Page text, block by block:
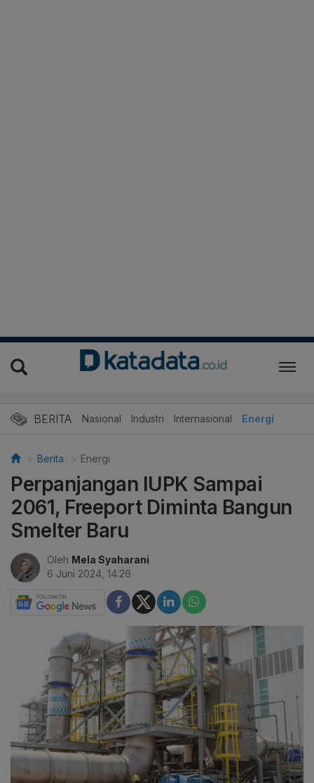
BERITA Nasional Industri Internasional Energi
Berita Energi
Perpanjangan IUPK Sampai
2061, Freeport Diminta Bangun
Smelter Baru
Oleh Mela Syaharani
6 Juni 2024, 14:26